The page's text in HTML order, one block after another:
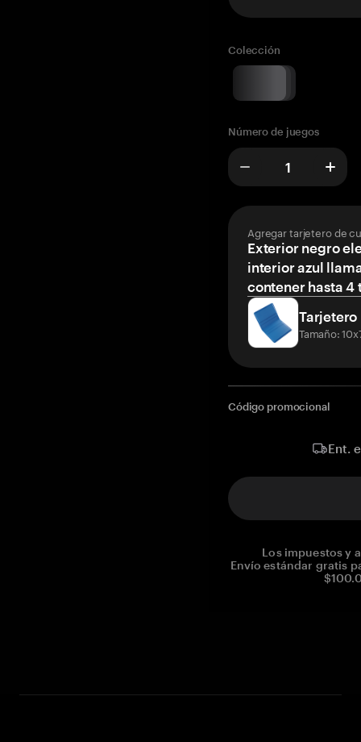
Colección
Número de juegos
Agregar tarjetero de
Exterior negro
interior azul
contener hasta 4
Tarjetero
Tamaño:
Código promocional
Ent.
Los impuestos y
Envío estándar gratis